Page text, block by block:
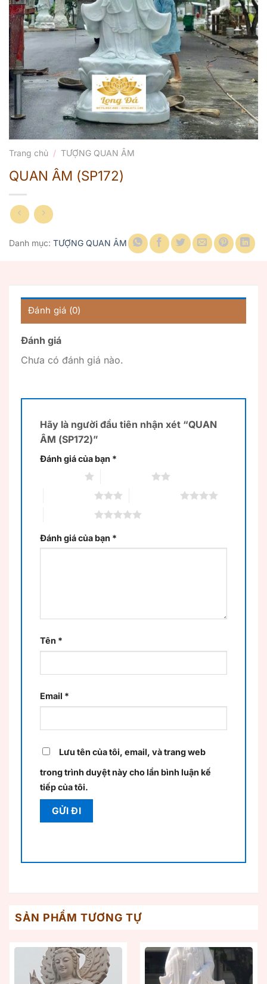
Trang chủ / TƯỢNG QUAN ÂM
QUAN ÂM (SP172)
Danh mục: TƯỢNG QUAN ÂM
Đánh giá (0)
Đánh giá
Chưa có đánh giá nào.
Hãy là người đầu tiên nhận xét “QUAN
ÂM (SP172)”
Đánh giá của bạn *
Đánh giá của bạn *
Tên *
Email *
Lưu tên của tôi, email, và trang web
trong trình duyệt này cho lần bình luận kế
tiếp của tôi.
SẢN PHẨM TƯƠNG TỰ